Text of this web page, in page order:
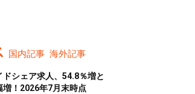
国内記事 海外記事
ドシェア求人、54.8％増と
増！2026年7月末時点